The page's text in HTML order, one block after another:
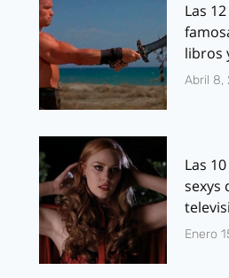
Las
libros
Abril 8,
Las
sexys
Enero